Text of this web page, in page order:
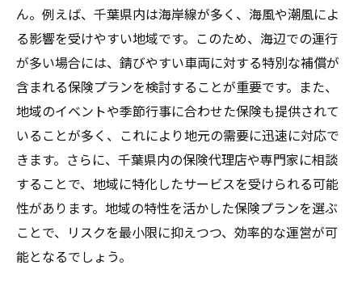
ん。例えば、千葉県内は海岸線が多く、海風や潮風によ
る影響を受けやすい地域です。このため、海辺での運行
が多い場合には、錆びやすい車両に対する特別な補償が
含まれる保険プランを検討することが重要です。また、
地域のイベントや季節行事に合わせた保険も提供されて
いることが多く、これにより地元の需要に迅速に対応で
きます。さらに、千葉県内の保険代理店や専門家に相談
することで、地域に特化したサービスを受けられる可能
性があります。地域の特性を活かした保険プランを選ぶ
ことで、リスクを最小限に抑えつつ、効率的な運営が可
能となるでしょう。